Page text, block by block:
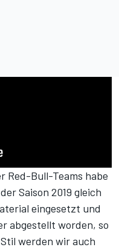
Red-Bull-Teams habe
Saison 2019 gleich
eingesetzt und
abgestellt worden, so
werden wir auch